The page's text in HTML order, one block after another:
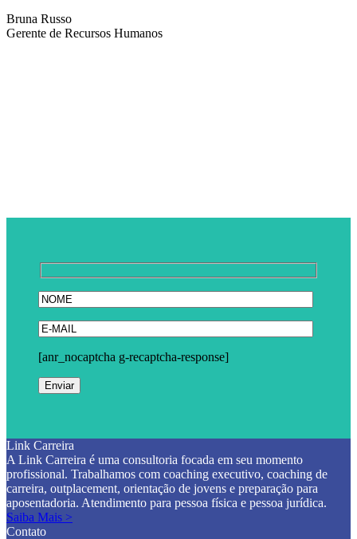
Bruna Russo
Gerente de Recursos Humanos
[anr_nocaptcha g-recaptcha-response]
Link Carreira
A Link Carreira é uma consultoria focada em seu momento
profissional. Trabalhamos com coaching executivo, coaching de
carreira, outplacement, orientação de jovens e preparação para
aposentadoria. Atendimento para pessoa física e pessoa jurídica.
Saiba Mais >
Contato